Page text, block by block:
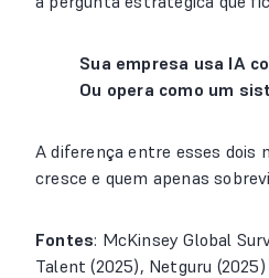
Sua empresa usa IA
Ou opera como um
A diferença entre esses dois
cresce e quem apenas
Fontes: McKinsey Global
Talent (2025), Netguru (2025)